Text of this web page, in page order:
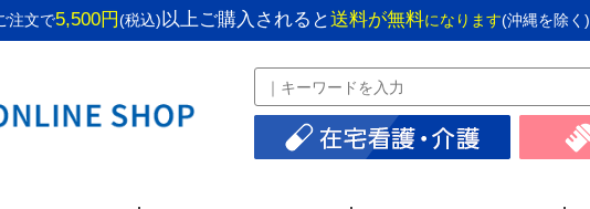
注文で5,500円(税込)以上ご購入されると送料が無料になります(沖縄を除く)